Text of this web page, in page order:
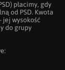
płacimy, gdy
od PSD. Kwota
jej wysokość
do grupy